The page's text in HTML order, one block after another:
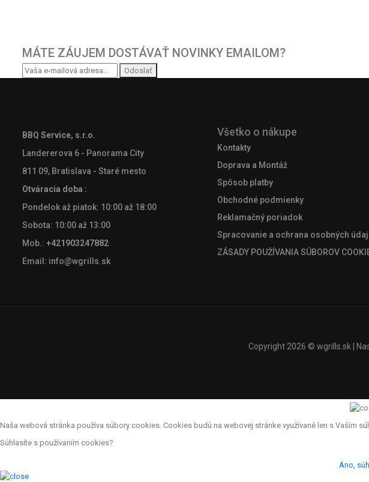
MÁTE ZÁUJEM DOSTÁVAŤ NOVINKY EMAILOM?
Odoslať
BBQ Service, s.r.o.
Landererova 6 - Panorama City
811 09, Bratislava - Staré mesto
Otváracia doba :
Pondelok až piatok: 10:00 až 18:00
Sobota: 10:00 až 13:00
Mob.: +421903247882
Email: info@wgrills.sk
Všetko o nákupe
Kontakty
Doprava a Montáž
Spôsob platby
Obchodné podmienky
Reklamačný poriadok
Spracovanie a ochrana osobných
ZÁSADY POUŽÍVANIA SÚBOROV
Copyright 2026 © wgrills.sk
Naša webová stránka používa súbory cookies. Cookies budú na webovej stránke využívané len s Vaším
Súhlasíte s používaním cookies?
Áno,